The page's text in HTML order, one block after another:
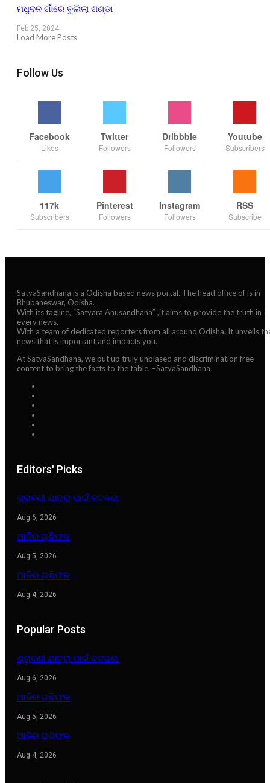
ମଧୁବନ ଗାଁରେ ବୁଲିଲା ଖଣ୍ଡା
Feb 25, 2024
Load More Posts
Follow Us
Facebook
Likes
Twitter
Followers
Dribbble
Followers
Youtube
Subscribers
117k
Subscribers
Pinterest
Followers
Instagram
Followers
RSS
Subscribe
SatyaSandhana is a Odisha based news portal. The head office of is in
Bhubaneswar, Odisha.
With its tagline, “Satyara Anusandhana” ,it aims to provide the truth in
every news.
With a team of dedicated reporters from all around Odisha. It unveils
news that is important and impacts you.
At SatyaSandhana, we put up truly unbiased and discrimination free
content to bring the facts to the table. –SatyaSandhana
Editors' Picks
ଶ୍ରାବଣୀ ଯାତ୍ରା ପାଇଁ କଟକଣା
Aug 6, 2026
ଆଜିର ରାଶିଫଳ
Aug 5, 2026
ଆଜିର ରାଶିଫଳ
Aug 4, 2026
Popular Posts
ଶ୍ରାବଣୀ ଯାତ୍ରା ପାଇଁ କଟକଣା
Aug 6, 2026
ଆଜିର ରାଶିଫଳ
Aug 5, 2026
ଆଜିର ରାଶିଫଳ
Aug 4, 2026